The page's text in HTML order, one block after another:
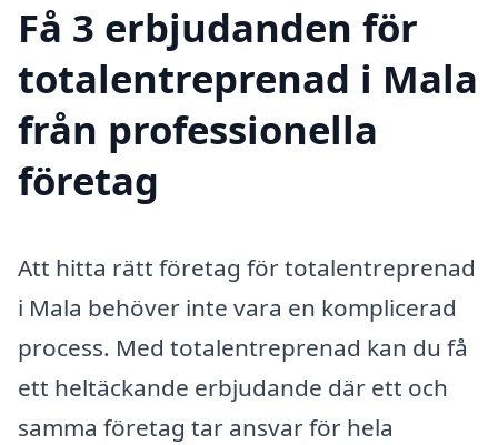
Få 3 erbjudanden för
totalentreprenad i Mala
från professionella
företag
Att hitta rätt företag för totalentreprenad
i Mala behöver inte vara en komplicerad
process. Med totalentreprenad kan du få
ett heltäckande erbjudande där ett och
samma företag tar ansvar för hela